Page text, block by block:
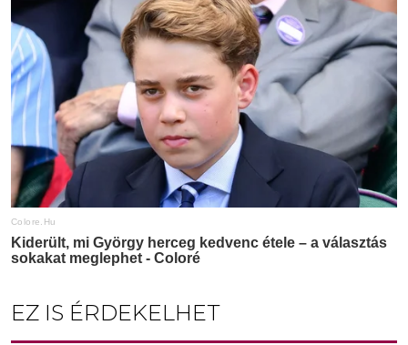
EZ IS ÉRDEKELHET